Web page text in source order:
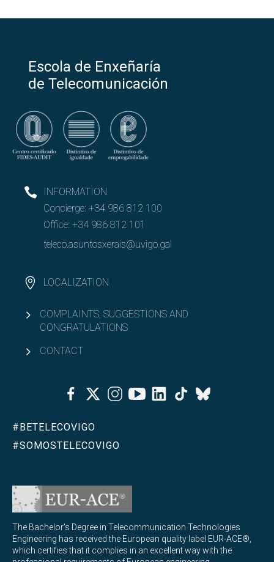
Escola de Enxeñaría
de Telecomunicación
INFORMATION
Concierge: +34 986 812 100
Office: +34 986 812 101
teleco.asuntosxerais@uvigo.gal
LOCALIZATION
COMPLAINTS, SUGGESTIONS AND
CONGRATULATIONS
CONTACT
FacebookTwitterInstagramYoutubeLinkedinTiktok
Bluesky
#BETELECOVIGO
#SOMOSTELECOVIGO
The Bachelor's Degree in Telecommunication Technologies
Engineering has received the European quality label EUR-ACE®,
which certifies that it complies in an excellent way with the